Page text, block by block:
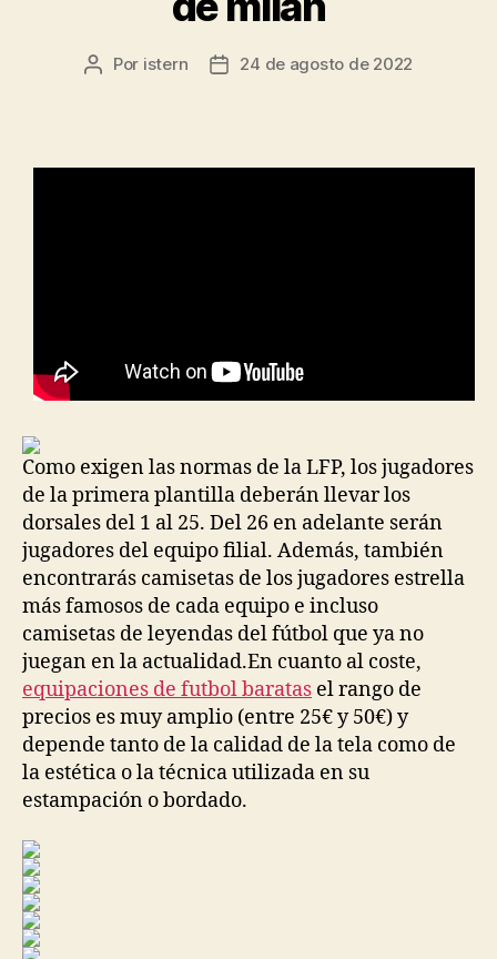
Autor
Por istern
Fecha24 de agosto de 2022
Como exigen las normas de la LFP, los jugadores
de la primera plantilla deberán llevar los
dorsales del 1 al 25. Del 26 en adelante serán
jugadores del equipo filial. Además, también
encontrarás camisetas de los jugadores estrella
más famosos de cada equipo e incluso
camisetas de leyendas del fútbol que ya no
juegan en la actualidad.En cuanto al coste,
equipaciones de futbol baratas el rango de
precios es muy amplio (entre 25€ y 50€) y
depende tanto de la calidad de la tela como de
la estética o la técnica utilizada en su
estampación o bordado.